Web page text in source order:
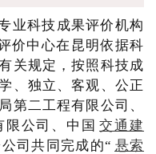
科技成果评价机构
中心在昆明依据科
关规定，按照科技成
、独立、客观、公正
第二工程有限公司、
公司、中国 交通建
司共同完成的“ 悬索